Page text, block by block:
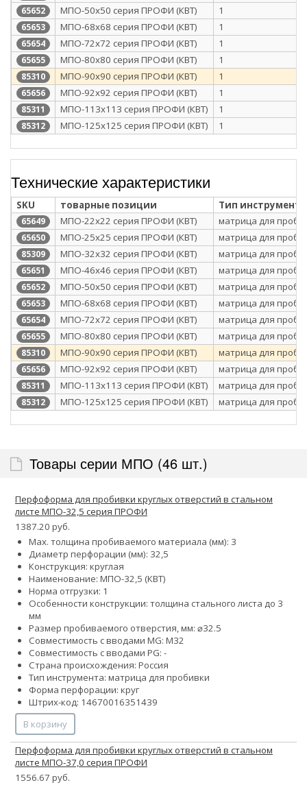
65652
МПО-50х50 серия ПРОФИ (КВТ) 1
65653 МПО-68х68 серия ПРОФИ (КВТ) 1
65654 МПО-72х72 серия ПРОФИ (КВТ) 1
65655 МПО-80х80 серия ПРОФИ (КВТ) 1
85310 МПО-90х90 серия ПРОФИ (КВТ) 1
65656 МПО-92х92 серия ПРОФИ (КВТ) 1
85311 МПО-113х113 серия ПРОФИ (КВТ) 1
85312 МПО-125х125 серия ПРОФИ (КВТ) 1
Технические характеристики
SKU товарные позиции Тип инструмента
65649 МПО-22х22 серия ПРОФИ (КВТ) матрица для
65650 МПО-25х25 серия ПРОФИ (КВТ) матрица для
85309 МПО-32х32 серия ПРОФИ (КВТ) матрица для
65651 МПО-46х46 серия ПРОФИ (КВТ) матрица для
65652 МПО-50х50 серия ПРОФИ (КВТ) матрица для
65653 МПО-68х68 серия ПРОФИ (КВТ) матрица для
65654 МПО-72х72 серия ПРОФИ (КВТ) матрица для
65655 МПО-80х80 серия ПРОФИ (КВТ) матрица для
85310 МПО-90х90 серия ПРОФИ (КВТ) матрица для
65656 МПО-92х92 серия ПРОФИ (КВТ) матрица для
85311 МПО-113х113 серия ПРОФИ (КВТ) матрица для
85312 МПО-125х125 серия ПРОФИ (КВТ) матрица для
Товары серии МПО (46 шт.)
Перфоформа для пробивки круглых отверстий в стальном
листе МПО-32,5 серия ПРОФИ
1387.20 руб.
Max. толщина пробиваемого материала (мм): 3
Диаметр перфорации (мм): 32,5
Конструкция: круглая
Наименование: МПО-32,5 (КВТ)
Норма отгрузки: 1
Особенности конструкции: толщина стального листа до 3
мм
Размер пробиваемого отверстия, мм: ⌀32.5
Совместимость с вводами MG: М32
Совместимость с вводами PG: -
Страна происхождения: Россия
Тип инструмента: матрица для пробивки
Форма перфорации: круг
Штрих-код: 14670016351439
В корзину
Перфоформа для пробивки круглых отверстий в стальном
листе МПО-37,0 серия ПРОФИ
1556.67 руб.